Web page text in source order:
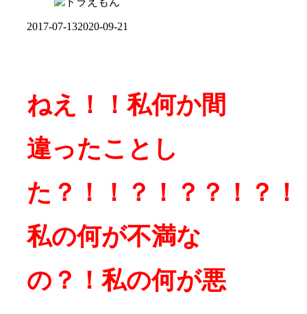
2017-07-132020-09-21
ねえ！！私何か間
違ったことし
た？！！？！？？！？！
私の何が不満な
の？！私の何が悪